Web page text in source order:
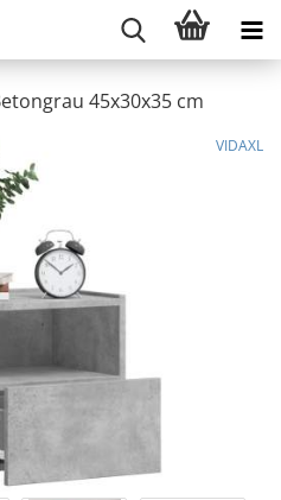
45x30x35 cm
VIDAXL